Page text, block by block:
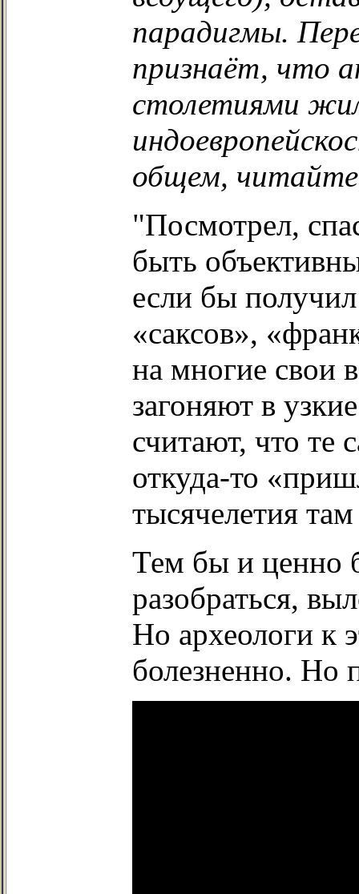
парадигмы.
признаёт, что
столетиями
общем,
"Посмотрел,
быть
если бы
«саксов»,
на многие свои
загоняют в
считают, что те
откуда-то
тысячелетия
Тем бы и ценно
разобраться,
Но археологи к
болезненно. Но